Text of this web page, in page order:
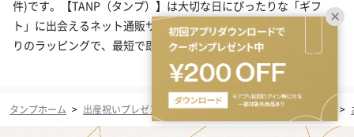
件)です。【TANP（タンプ）】は大切な日にぴったりな「ギフ
ト」に出会えるネット通販サイトです。こだわりの商品をこだわ
りのラッピングで、最短で即日発送にてご対応いたします。
タンプホーム > 出産祝いプレゼント・ギフト > 男の子 > ベビー・キッズ >